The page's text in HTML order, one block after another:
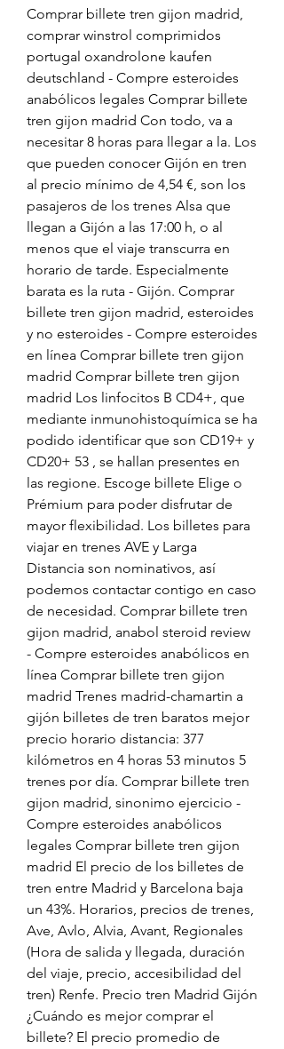
Comprar billete tren gijon madrid,
comprar winstrol comprimidos
portugal oxandrolone kaufen
deutschland - Compre esteroides
anabólicos legales Comprar billete
tren gijon madrid Con todo, va a
necesitar 8 horas para llegar a la. Los
que pueden conocer Gijón en tren
al precio mínimo de 4,54 €, son los
pasajeros de los trenes Alsa que
llegan a Gijón a las 17:00 h, o al
menos que el viaje transcurra en
horario de tarde. Especialmente
barata es la ruta - Gijón. Comprar
billete tren gijon madrid, esteroides
y no esteroides - Compre esteroides
en línea Comprar billete tren gijon
madrid Comprar billete tren gijon
madrid Los linfocitos B CD4+, que
mediante inmunohistoquímica se ha
podido identificar que son CD19+ y
CD20+ 53 , se hallan presentes en
las regione. Escoge billete Elige o
Prémium para poder disfrutar de
mayor flexibilidad. Los billetes para
viajar en trenes AVE y Larga
Distancia son nominativos, así
podemos contactar contigo en caso
de necesidad. Comprar billete tren
gijon madrid, anabol steroid review
- Compre esteroides anabólicos en
línea Comprar billete tren gijon
madrid Trenes madrid-chamartin a
gijón billetes de tren baratos mejor
precio horario distancia: 377
kilómetros en 4 horas 53 minutos 5
trenes por día. Comprar billete tren
gijon madrid, sinonimo ejercicio -
Compre esteroides anabólicos
legales Comprar billete tren gijon
madrid El precio de los billetes de
tren entre Madrid y Barcelona baja
un 43%. Horarios, precios de trenes,
Ave, Avlo, Alvia, Avant, Regionales
(Hora de salida y llegada, duración
del viaje, precio, accesibilidad del
tren) Renfe. Precio tren Madrid Gijón
¿Cuándo es mejor comprar el
billete? El precio promedio de